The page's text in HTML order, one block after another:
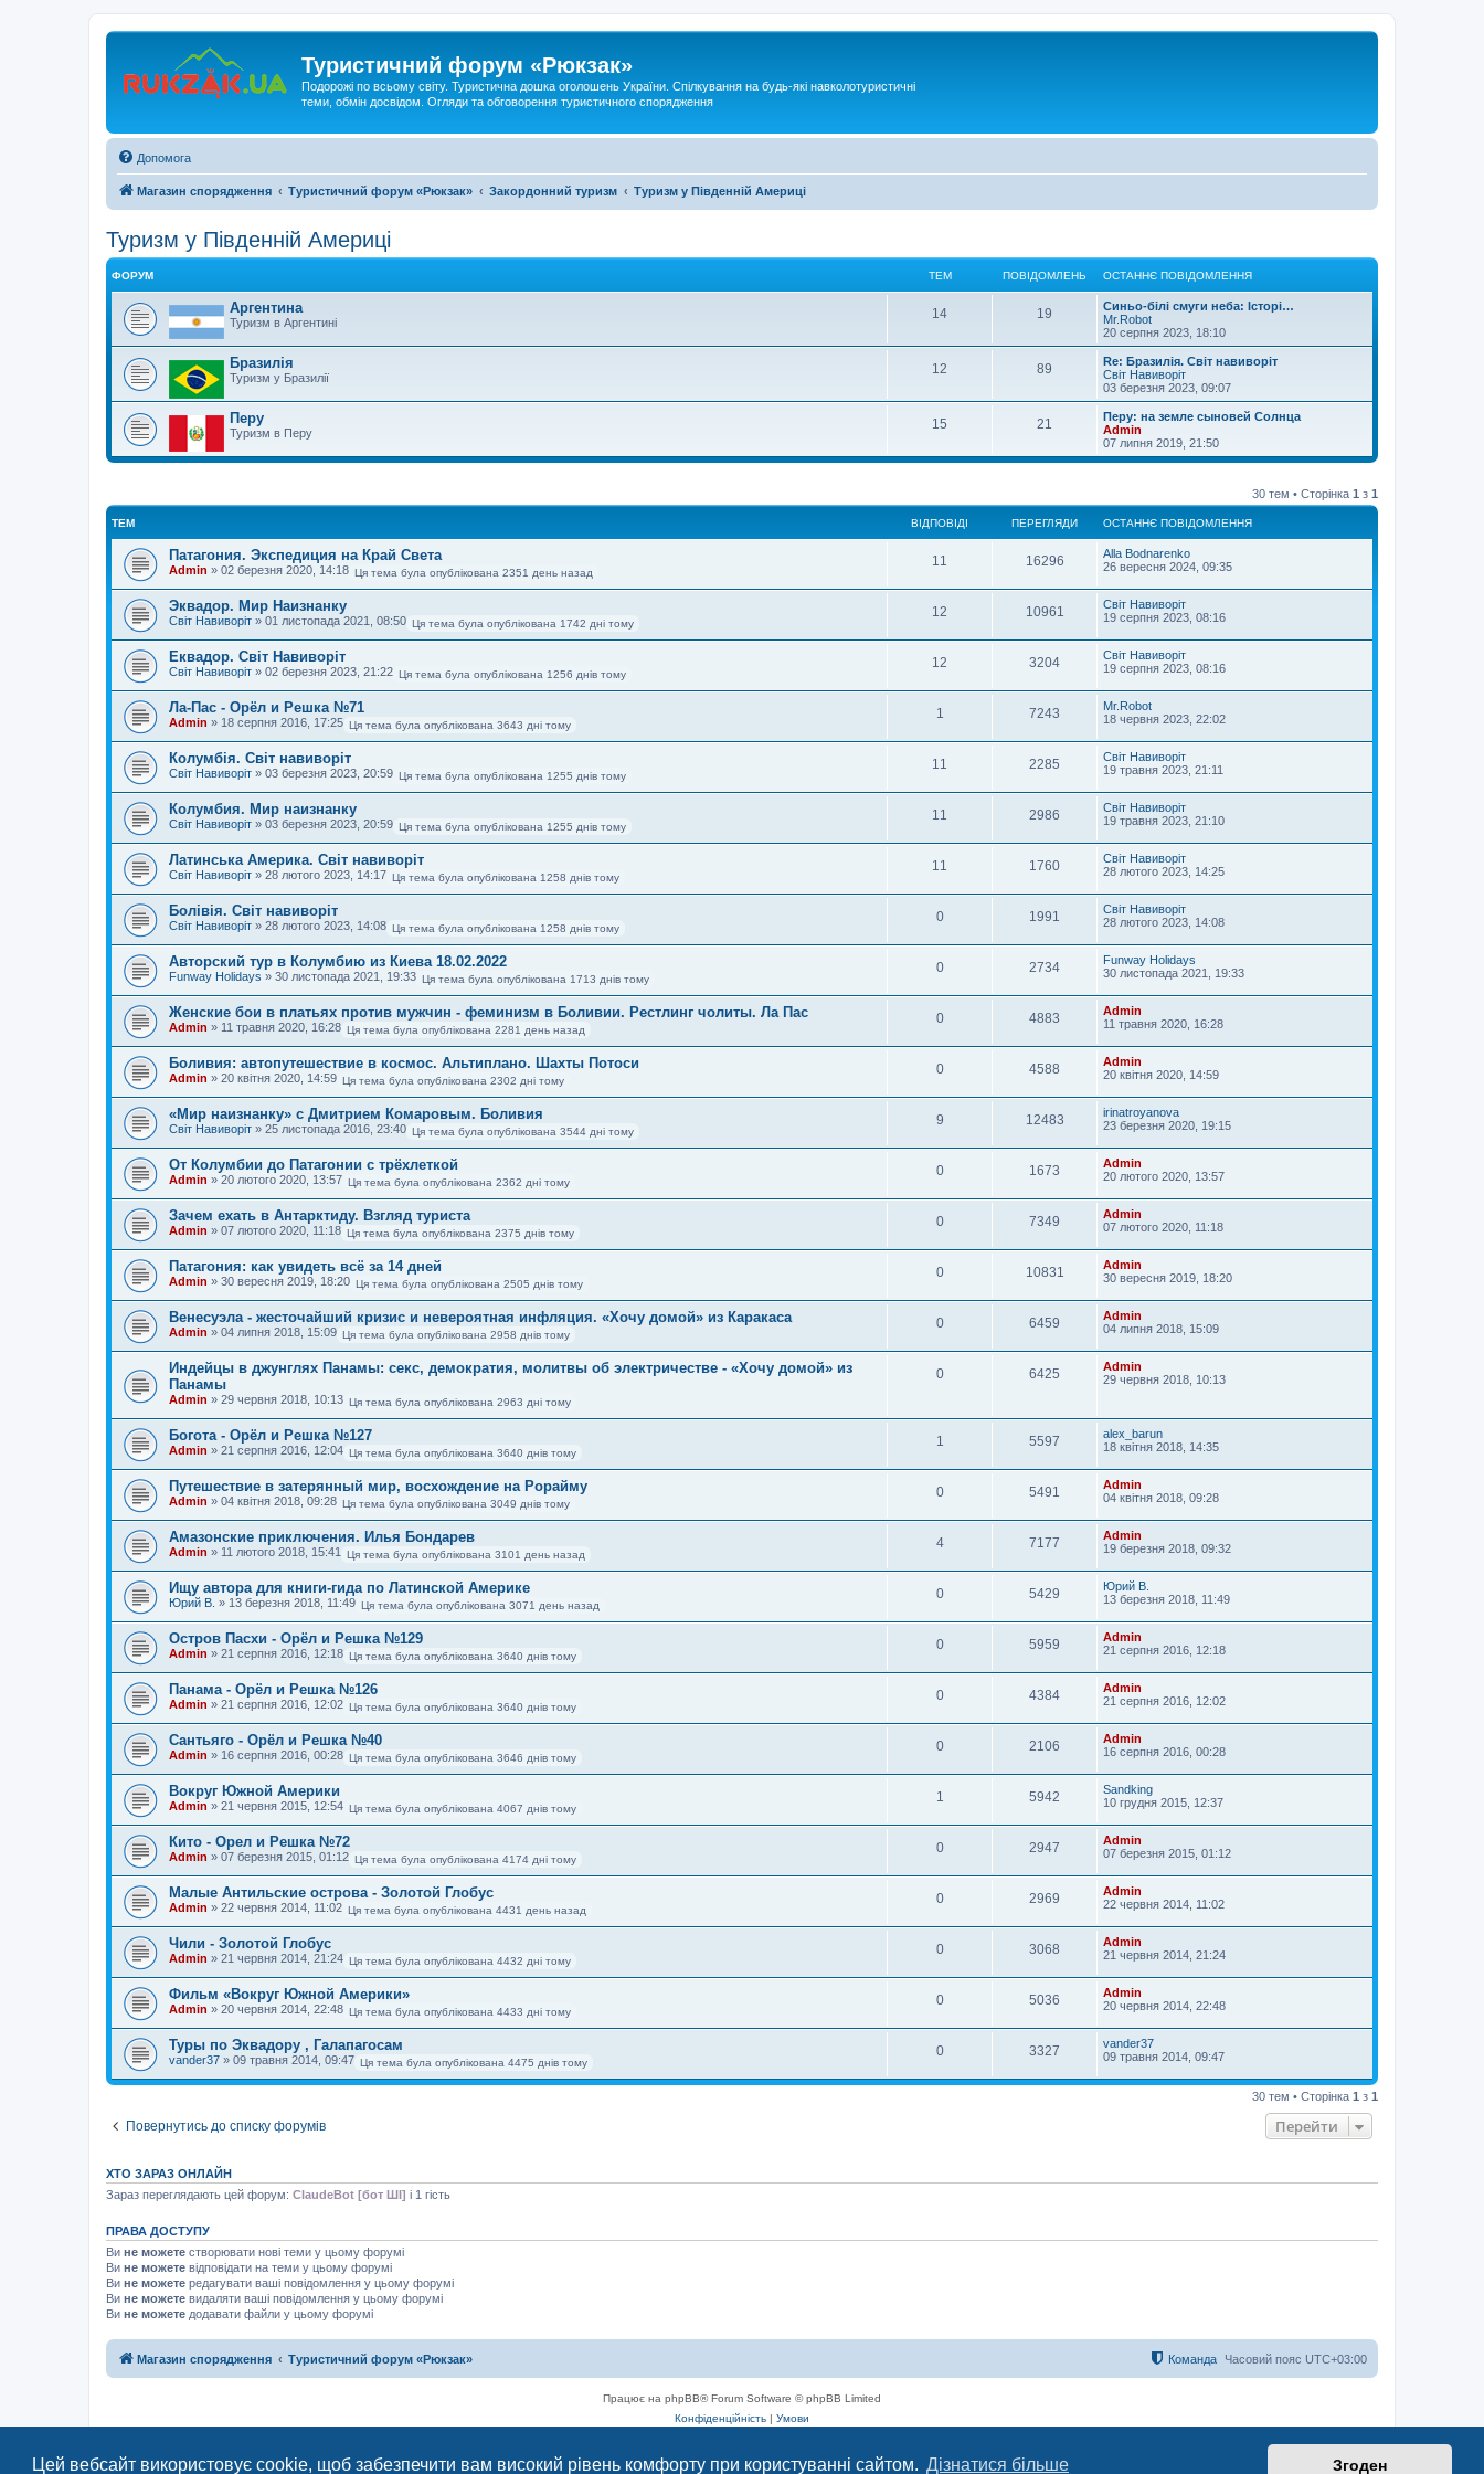
Цей вебсайт використовує cookie, щоб забезпечити вам високий рівень комфорту при користуванні сайтом. Дізнатися більше Згоден
Туристичний форум «Рюкзак»
Подорожі по всьому світу. Туристична дошка оголошень України. Спілкування на будь-які навколотуристичні
теми, обмін досвідом. Огляди та обговорення туристичного спорядження
Допомога
Магазин спорядження Туристичний форум «Рюкзак» Закордонний туризм Туризм у Південній Америці
Туризм у Південній Америці
ФОРУМ ТЕМ ПОВІДОМЛЕНЬ ОСТАННЄ ПОВІДОМЛЕННЯ
Аргентина
Туризм в Аргентині
14 19
Синьо-білі смуги неба: Історі…
Mr.Robot
20 серпня 2023, 18:10
Бразилія
Туризм у Бразилії
12 89
Re: Бразилія. Світ навиворіт
Світ Навиворіт
03 березня 2023, 09:07
Перу
Туризм в Перу
15 21
Перу: на земле сыновей Солнца
Admin
07 липня 2019, 21:50
30 тем • Сторінка 1 з 1
ТЕМ ВІДПОВІДІ ПЕРЕГЛЯДИ ОСТАННЄ ПОВІДОМЛЕННЯ
Патагония. Экспедиция на Край Света
Admin » 02 березня 2020, 14:18 Ця тема була опублікована 2351 день назад
11 16296
Alla Bodnarenko
26 вересня 2024, 09:35
Эквадор. Мир Наизнанку
Світ Навиворіт » 01 листопада 2021, 08:50 Ця тема була опублікована 1742 дні тому
12 10961
Світ Навиворіт
19 серпня 2023, 08:16
Еквадор. Світ Навиворіт
Світ Навиворіт » 02 березня 2023, 21:22 Ця тема була опублікована 1256 днів тому
12 3204
Світ Навиворіт
19 серпня 2023, 08:16
Ла-Пас - Орёл и Решка №71
Admin » 18 серпня 2016, 17:25 Ця тема була опублікована 3643 дні тому
1 7243
Mr.Robot
18 червня 2023, 22:02
Колумбія. Світ навиворіт
Світ Навиворіт » 03 березня 2023, 20:59 Ця тема була опублікована 1255 днів тому
11 2285
Світ Навиворіт
19 травня 2023, 21:11
Колумбия. Мир наизнанку
Світ Навиворіт » 03 березня 2023, 20:59 Ця тема була опублікована 1255 днів тому
11 2986
Світ Навиворіт
19 травня 2023, 21:10
Латинська Америка. Світ навиворіт
Світ Навиворіт » 28 лютого 2023, 14:17 Ця тема була опублікована 1258 днів тому
11 1760
Світ Навиворіт
28 лютого 2023, 14:25
Болівія. Світ навиворіт
Світ Навиворіт » 28 лютого 2023, 14:08 Ця тема була опублікована 1258 днів тому
0 1991
Світ Навиворіт
28 лютого 2023, 14:08
Авторский тур в Колумбию из Киева 18.02.2022
Funway Holidays » 30 листопада 2021, 19:33 Ця тема була опублікована 1713 днів тому
0 2734
Funway Holidays
30 листопада 2021, 19:33
Женские бои в платьях против мужчин - феминизм в Боливии. Рестлинг чолиты. Ла Пас
Admin » 11 травня 2020, 16:28 Ця тема була опублікована 2281 день назад
0 4883
Admin
11 травня 2020, 16:28
Боливия: автопутешествие в космос. Альтиплано. Шахты Потоси
Admin » 20 квітня 2020, 14:59 Ця тема була опублікована 2302 дні тому
0 4588
Admin
20 квітня 2020, 14:59
«Мир наизнанку» с Дмитрием Комаровым. Боливия
Світ Навиворіт » 25 листопада 2016, 23:40 Ця тема була опублікована 3544 дні тому
9 12483
irinatroyanova
23 березня 2020, 19:15
От Колумбии до Патагонии с трёхлеткой
Admin » 20 лютого 2020, 13:57 Ця тема була опублікована 2362 дні тому
0 1673
Admin
20 лютого 2020, 13:57
Зачем ехать в Антарктиду. Взгляд туриста
Admin » 07 лютого 2020, 11:18 Ця тема була опублікована 2375 днів тому
0 7349
Admin
07 лютого 2020, 11:18
Патагония: как увидеть всё за 14 дней
Admin » 30 вересня 2019, 18:20 Ця тема була опублікована 2505 днів тому
0 10831
Admin
30 вересня 2019, 18:20
Венесуэла - жесточайший кризис и невероятная инфляция. «Хочу домой» из Каракаса
Admin » 04 липня 2018, 15:09 Ця тема була опублікована 2958 днів тому
0 6459
Admin
04 липня 2018, 15:09
Индейцы в джунглях Панамы: секс, демократия, молитвы об электричестве - «Хочу домой» из
Панамы
Admin » 29 червня 2018, 10:13 Ця тема була опублікована 2963 дні тому
0 6425
Admin
29 червня 2018, 10:13
Богота - Орёл и Решка №127
Admin » 21 серпня 2016, 12:04 Ця тема була опублікована 3640 днів тому
1 5597
alex_barun
18 квітня 2018, 14:35
Путешествие в затерянный мир, восхождение на Рорайму
Admin » 04 квітня 2018, 09:28 Ця тема була опублікована 3049 днів тому
0 5491
Admin
04 квітня 2018, 09:28
Амазонские приключения. Илья Бондарев
Admin » 11 лютого 2018, 15:41 Ця тема була опублікована 3101 день назад
4 7177
Admin
19 березня 2018, 09:32
Ищу автора для книги-гида по Латинской Америке
Юрий В. » 13 березня 2018, 11:49 Ця тема була опублікована 3071 день назад
0 5429
Юрий В.
13 березня 2018, 11:49
Остров Пасхи - Орёл и Решка №129
Admin » 21 серпня 2016, 12:18 Ця тема була опублікована 3640 днів тому
0 5959
Admin
21 серпня 2016, 12:18
Панама - Орёл и Решка №126
Admin » 21 серпня 2016, 12:02 Ця тема була опублікована 3640 днів тому
0 4384
Admin
21 серпня 2016, 12:02
Сантьяго - Орёл и Решка №40
Admin » 16 серпня 2016, 00:28 Ця тема була опублікована 3646 днів тому
0 2106
Admin
16 серпня 2016, 00:28
Вокруг Южной Америки
Admin » 21 червня 2015, 12:54 Ця тема була опублікована 4067 днів тому
1 5942
Sandking
10 грудня 2015, 12:37
Кито - Орел и Решка №72
Admin » 07 березня 2015, 01:12 Ця тема була опублікована 4174 дні тому
0 2947
Admin
07 березня 2015, 01:12
Малые Антильские острова - Золотой Глобус
Admin » 22 червня 2014, 11:02 Ця тема була опублікована 4431 день назад
0 2969
Admin
22 червня 2014, 11:02
Чили - Золотой Глобус
Admin » 21 червня 2014, 21:24 Ця тема була опублікована 4432 дні тому
0 3068
Admin
21 червня 2014, 21:24
Фильм «Вокруг Южной Америки»
Admin » 20 червня 2014, 22:48 Ця тема була опублікована 4433 дні тому
0 5036
Admin
20 червня 2014, 22:48
Туры по Эквадору , Галапагосам
vander37 » 09 травня 2014, 09:47 Ця тема була опублікована 4475 днів тому
0 3327
vander37
09 травня 2014, 09:47
30 тем • Сторінка 1 з 1
Повернутись до списку форумів Перейти
ХТО ЗАРАЗ ОНЛАЙН
Зараз переглядають цей форум: ClaudeBot [бот ШІ] і 1 гість
ПРАВА ДОСТУПУ
Ви не можете створювати нові теми у цьому форумі
Ви не можете відповідати на теми у цьому форумі
Ви не можете редагувати ваші повідомлення у цьому форумі
Ви не можете видаляти ваші повідомлення у цьому форумі
Ви не можете додавати файли у цьому форумі
Магазин спорядження Туристичний форум «Рюкзак» Часовий пояс UTC+03:00
Команда
Працює на phpBB® Forum Software © phpBB Limited
Конфіденційність | Умови